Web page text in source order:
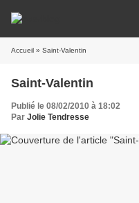
Accueil » Saint-Valentin
Saint-Valentin
Publié le 08/02/2010 à 18:02
Par Jolie Tendresse